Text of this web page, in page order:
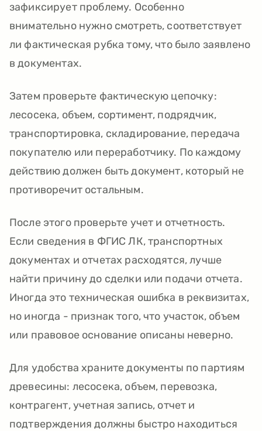
зафиксирует проблему. Особенно
внимательно нужно смотреть, соответствует
ли фактическая рубка тому, что было заявлено
в документах.
Затем проверьте фактическую цепочку:
лесосека, объем, сортимент, подрядчик,
транспортировка, складирование, передача
покупателю или переработчику. По каждому
действию должен быть документ, который не
противоречит остальным.
После этого проверьте учет и отчетность.
Если сведения в ФГИС ЛК, транспортных
документах и отчетах расходятся, лучше
найти причину до сделки или подачи отчета.
Иногда это техническая ошибка в реквизитах,
но иногда - признак того, что участок, объем
или правовое основание описаны неверно.
Для удобства храните документы по партиям
древесины: лесосека, объем, перевозка,
контрагент, учетная запись, отчет и
подтверждения должны быстро находиться